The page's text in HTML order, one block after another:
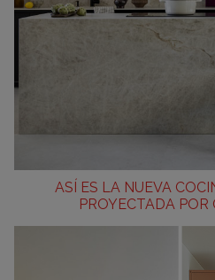
ASÍ ES LA NUEVA
PROYECTADA POR